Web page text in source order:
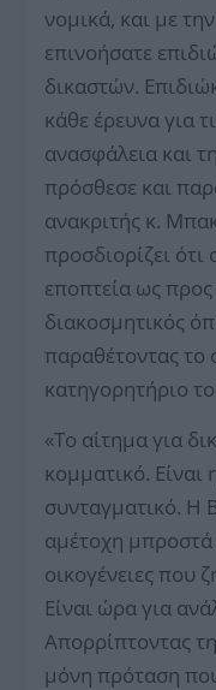
νομικά, και με
επινοήσατε
δικαστών.
κάθε έρευνα για
ανασφάλεια και
πρόσθεσε και
ανακριτής κ.
προσδιορίζει
εποπτεία ως
διακοσμητικός
παραθέτοντας
κατηγορητήριο
«Το αίτημα για
κομματικό. Είναι
συνταγματικό. Η
αμέτοχη μπροστά
οικογένειες που
Είναι ώρα για
Απορρίπτοντας
μόνη πρόταση